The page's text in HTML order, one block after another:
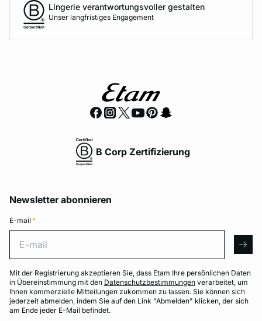
Lingerie verantwortungsvoller gestalten
Unser langfristiges Engagement
B Corp Zertifizierung
Newsletter abonnieren
E-mail *
Mit der Registrierung akzeptieren Sie, dass Etam Ihre persönlichen Daten
in Übereinstimmung mit den Datenschutzbestimmungen verarbeitet, um
Ihnen kommerzielle Mitteilungen zukommen zu lassen. Sie können sich
jederzeit abmelden, indem Sie auf den Link "Abmelden" klicken, der sich
am Ende jeder E-Mail befindet.